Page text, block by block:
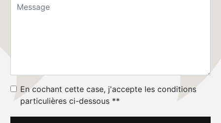
En cochant cette case, j'accepte les conditions
particulières ci-dessous **